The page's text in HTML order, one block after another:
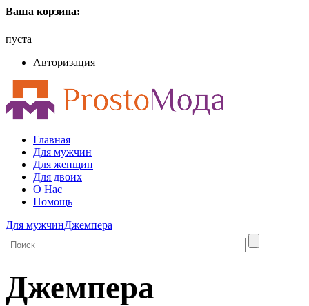
Ваша корзина:
пуста
Авторизация
Главная
Для мужчин
Для женщин
Для двоих
О Нас
Помощь
Для мужчинДжемпера
Джемпера